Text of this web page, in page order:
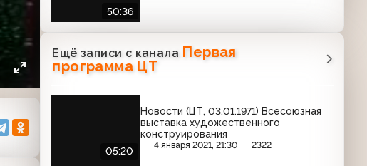
50:36
Ещё записи с канала Первая
программа ЦТ
05:20
Новости (ЦТ, 03.01.1971) Всесоюзная
выставка художественного
конструирования
4 января 2021, 21:30 2322